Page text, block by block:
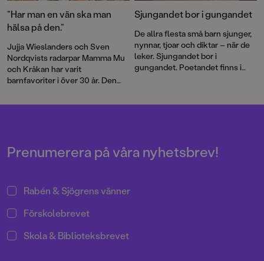
”Har man en vän ska man
hälsa på den.”
Jujja Wieslanders och Sven
Nordqvists radarpar Mamma Mu
och Kråkan har varit
barnfavoriter i över 30 år. Den
ledsenär en varm berättelse om
Sjungandet bor i gungandet
De allra flesta små barn sjunger,
nynnar, tjoar och diktar – när de
leker. Sjungandet bor i
gungandet. Poetandet finns i
Prenumerera på våra nyhetsbrev!
Rabén & Sjögrens vänner
Förskolebrevet
Skola & Biblioteksbrevet